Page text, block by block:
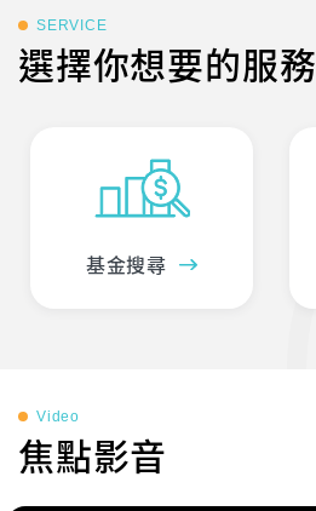
SERVICE
選擇你想要的服務
基金搜尋
Video
焦點影音